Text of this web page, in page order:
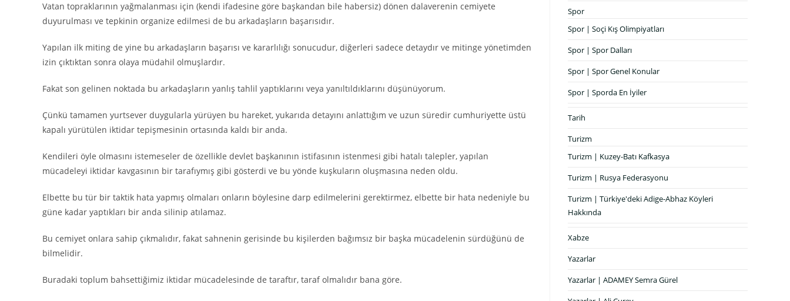
Vatan topraklarının yağmalanması için (kendi ifadesine göre başkandan bile habersiz) dönen dalaverenin cemiyete
duyurulması ve tepkinin organize edilmesi de bu arkadaşların başarısıdır.
Yapılan ilk miting de yine bu arkadaşların başarısı ve kararlılığı sonucudur, diğerleri sadece detaydır ve mitinge yönetimden
izin çıktıktan sonra olaya müdahil olmuşlardır.
Fakat son gelinen noktada bu arkadaşların yanlış tahlil yaptıklarını veya yanıltıldıklarını düşünüyorum.
Çünkü tamamen yurtsever duygularla yürüyen bu hareket, yukarıda detayını anlattığım ve uzun süredir cumhuriyette üstü
kapalı yürütülen iktidar tepişmesinin ortasında kaldı bir anda.
Kendileri öyle olmasını istemeseler de özellikle devlet başkanının istifasının istenmesi gibi hatalı talepler, yapılan
mücadeleyi iktidar kavgasının bir tarafıymış gibi gösterdi ve bu yönde kuşkuların oluşmasına neden oldu.
Elbette bu tür bir taktik hata yapmış olmaları onların böylesine darp edilmelerini gerektirmez, elbette bir hata nedeniyle bu
güne kadar yaptıkları bir anda silinip atılamaz.
Bu cemiyet onlara sahip çıkmalıdır, fakat sahnenin gerisinde bu kişilerden bağımsız bir başka mücadelenin sürdüğünü de
bilmelidir.
Buradaki toplum bahsettiğimiz iktidar mücadelesinde de taraftır, taraf olmalıdır bana göre.
Spor
Spor | Soçi Kış Olimpiyatları
Spor | Spor Dalları
Spor | Spor Genel Konular
Spor | Sporda En İyiler
Tarih
Turizm
Turizm | Kuzey-Batı Kafkasya
Turizm | Rusya Federasyonu
Turizm | Türkiye'deki Adige-Abhaz Köyleri
Hakkında
Xabze
Yazarlar
Yazarlar | ADAMEY Semra Gürel